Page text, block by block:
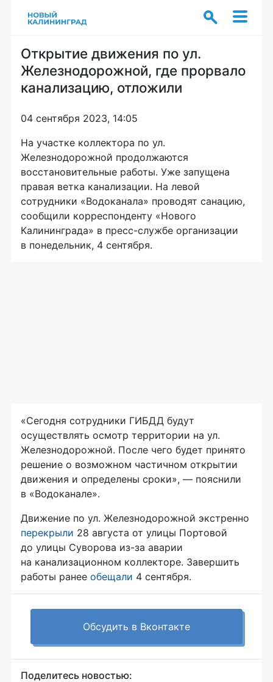
Открытие движения по ул.
Железнодорожной, где прорвало
канализацию, отложили
04 сентября 2023, 14:05
На участке коллектора по ул.
Железнодорожной продолжаются
восстановительные работы. Уже запущена
правая ветка канализации. На левой
сотрудники «Водоканала» проводят санацию,
сообщили корреспонденту «Нового
Калининграда» в пресс-службе организации
в понедельник, 4 сентября.
«Сегодня сотрудники ГИБДД будут
осуществлять осмотр территории на ул.
Железнодорожной. После чего будет принято
решение о возможном частичном открытии
движения и определены сроки», — пояснили
в «Водоканале».
Движение по ул. Железнодорожной экстренно
перекрыли 28 августа от улицы Портовой
до улицы Суворова из-за аварии
на канализационном коллекторе. Завершить
работы ранее обещали 4 сентября.
Обсудить в Вконтакте
Поделитесь новостью: